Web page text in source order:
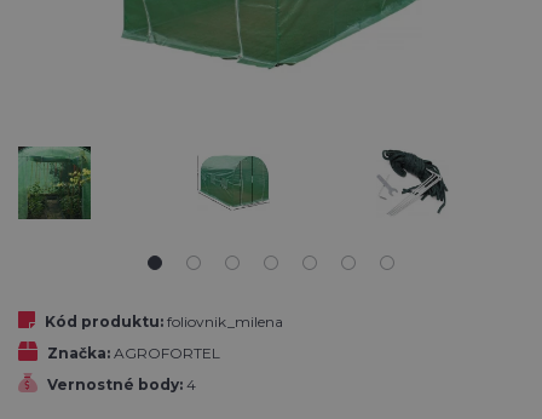
Kód produktu: foliovnik_milena
Značka: AGROFORTEL
Vernostné body: 4